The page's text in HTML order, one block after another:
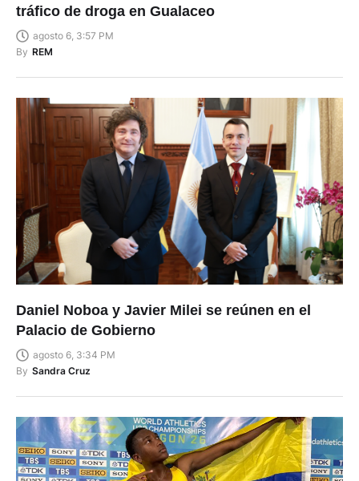
tráfico de droga en Gualaceo
agosto 6, 3:57 PM
By REM
Daniel Noboa y Javier Milei se reúnen en el
Palacio de Gobierno
agosto 6, 3:34 PM
By Sandra Cruz